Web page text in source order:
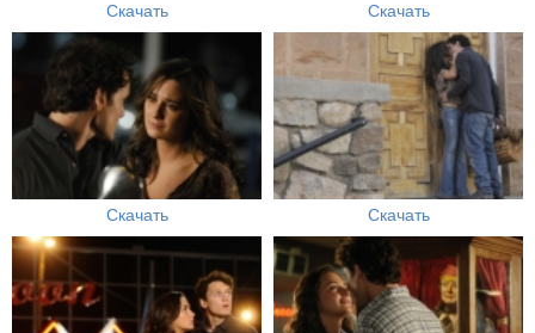
Скачать Скачать
Скачать Скачать